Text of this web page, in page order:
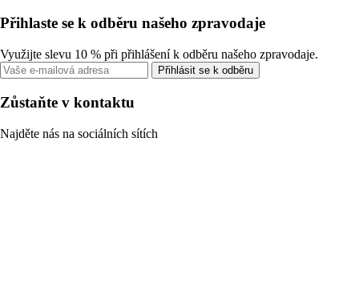
Přihlaste se k odběru našeho zpravodaje
Využijte slevu 10 % při přihlášení k odběru našeho zpravodaje.
Přihlásit se k odběru
Zůstaňte v kontaktu
Najděte nás na sociálních sítích